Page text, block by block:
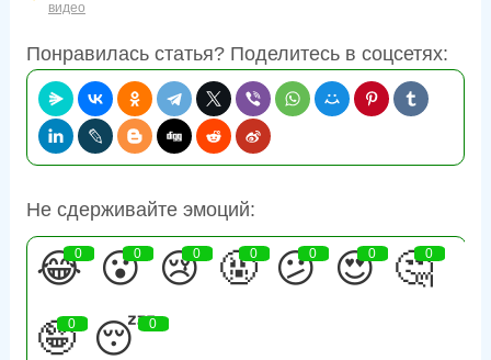
видео
Понравилась статья? Поделитесь в соцсетях:
Не сдерживайте эмоций:
😂
0 😮
0 😢
0 🤬
0 😕
0 😍
0 🤔
0
🤪
0 😴
0